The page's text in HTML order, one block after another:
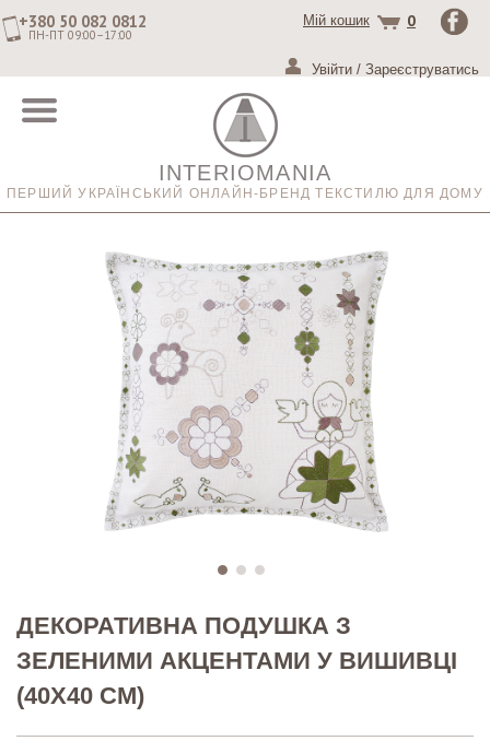
+380 50 082 0812
ПН-ПТ 09:00–17:00
Мій кошик 0
Увійти / Зареєструватись
INTERIOMANIA
ПЕРШИЙ УКРАЇНСЬКИЙ ОНЛАЙН-БРЕНД ТЕКСТИЛЮ ДЛЯ ДОМУ
ДЕКОРАТИВНА ПОДУШКА З
ЗЕЛЕНИМИ АКЦЕНТАМИ У ВИШИВЦІ
(40Х40 СМ)